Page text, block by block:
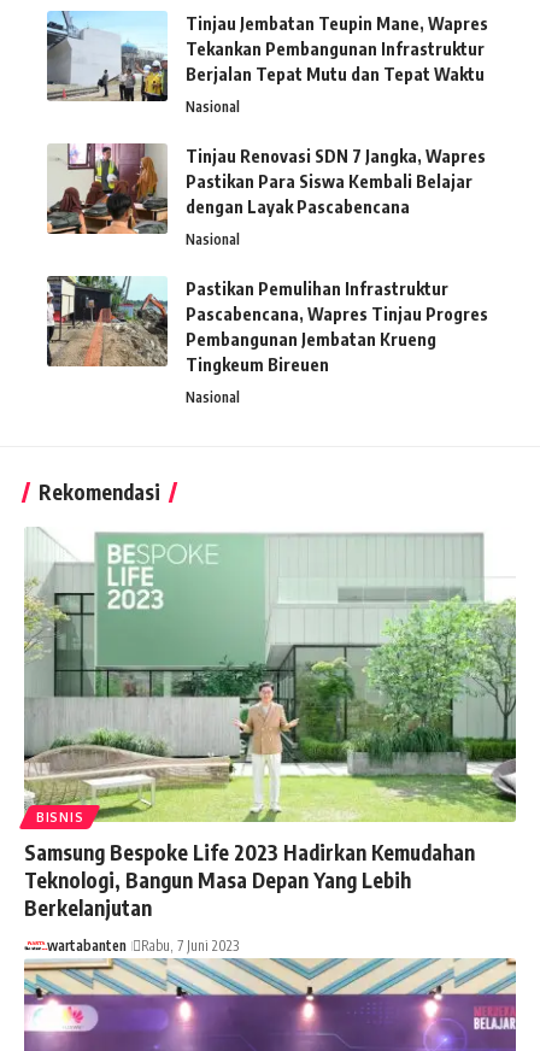
Tinjau Jembatan Teupin Mane, Wapres
Tekankan Pembangunan Infrastruktur
Berjalan Tepat Mutu dan Tepat Waktu
Nasional
Tinjau Renovasi SDN 7 Jangka, Wapres
Pastikan Para Siswa Kembali Belajar
dengan Layak Pascabencana
Nasional
Pastikan Pemulihan Infrastruktur
Pascabencana, Wapres Tinjau Progres
Pembangunan Jembatan Krueng
Tingkeum Bireuen
Nasional
Rekomendasi
BISNIS
Samsung Bespoke Life 2023 Hadirkan Kemudahan
Teknologi, Bangun Masa Depan Yang Lebih
Berkelanjutan
wartabanten Rabu, 7 Juni 2023